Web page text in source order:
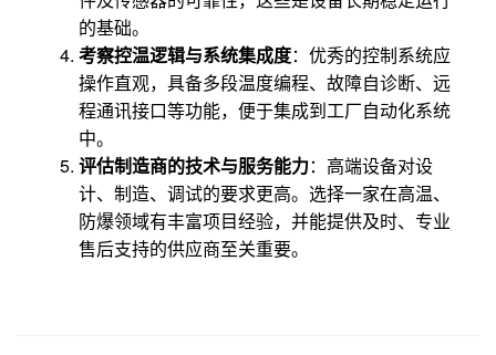
的基础。
考察控温逻辑与系统集成度：优秀的控制系统应
操作直观，具备多段温度编程、故障自诊断、远
程通讯接口等功能，便于集成到工厂自动化系统
中。
评估制造商的技术与服务能力：高端设备对设
计、制造、调试的要求更高。选择一家在高温、
防爆领域有丰富项目经验，并能提供及时、专业
售后支持的供应商至关重要。